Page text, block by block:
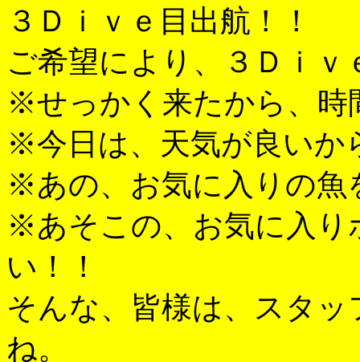
３Ｄｉｖｅ目出航！！
ご希望により、３Ｄｉ
※せっかく来たから、時
※今日は、天気が良いか
※あの、お気に入りの魚
※あそこの、お気に入り
い！！
そんな、皆様は、スタ
ね。